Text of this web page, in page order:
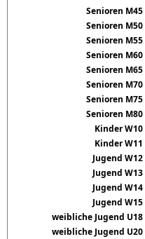
Senioren M45
Senioren M50
Senioren M55
Senioren M60
Senioren M65
Senioren M70
Senioren M75
Senioren M80
Kinder W10
Kinder W11
Jugend W12
Jugend W13
Jugend W14
Jugend W15
weibliche Jugend U18
weibliche Jugend U20